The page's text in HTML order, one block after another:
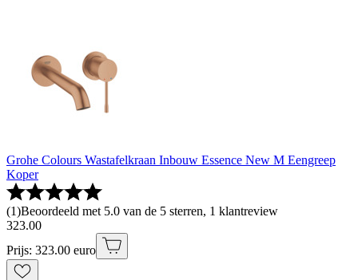
Grohe Colours Wastafelkraan Inbouw Essence New M Eengreep
Koper
(1)Beoordeeld met 5.0 van de 5 sterren, 1 klantreview
323.00
Prijs: 323.00 euro